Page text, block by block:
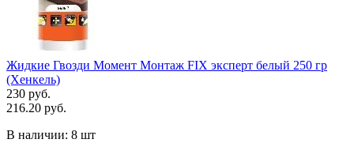
Жидкие Гвозди Момент Монтаж FIX эксперт белый 250 гр
(Хенкель)
230 руб.
216.20 руб.
В наличии: 8 шт